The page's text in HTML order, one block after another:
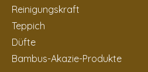
Reinigungskraft
Teppich
Düfte
Bambus-Akazie-Produkte